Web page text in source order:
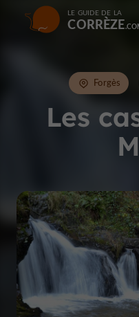
LE GUIDE DE LA
CORRÈZE
Les
Forgès